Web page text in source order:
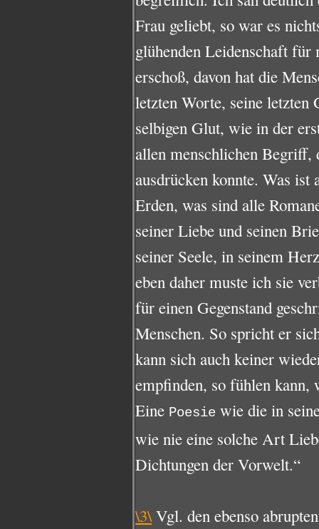
Frau geliebt, so war es
glühenden Leidenschaft für
erschoß, davon hat die
letzten Worte, seine
selbigen Glut, wie in der
allen menschlichen
ausdrücken konnte. Was
Erden, was sind alle
seiner Liebe und seinen
seiner Seele, in seinem
eben daher muste ich sie
für einen Gegenstand
Menschen. So spricht er
kann sich auch keiner
empfinden, so fühlen
Eine Poesie wie die in
wie nie eine solche Art
Dichtungen der Vorwelt.“
\3\ Vgl. den ebenso